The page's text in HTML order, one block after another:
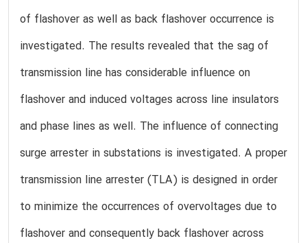
of flashover as well as back flashover occurrence is
investigated. The results revealed that the sag of
transmission line has considerable influence on
flashover and induced voltages across line insulators
and phase lines as well. The influence of connecting
surge arrester in substations is investigated. A proper
transmission line arrester (TLA) is designed in order
to minimize the occurrences of overvoltages due to
flashover and consequently back flashover across